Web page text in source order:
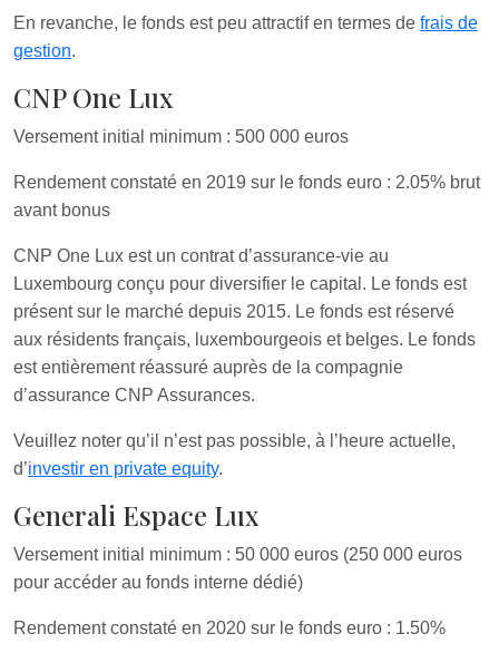
En revanche, le fonds est peu attractif en termes de frais de
gestion.
CNP One Lux
Versement initial minimum : 500 000 euros
Rendement constaté en 2019 sur le fonds euro : 2.05% brut
avant bonus
CNP One Lux est un contrat d’assurance-vie au
Luxembourg conçu pour diversifier le capital. Le fonds est
présent sur le marché depuis 2015. Le fonds est réservé
aux résidents français, luxembourgeois et belges. Le fonds
est entièrement réassuré auprès de la compagnie
d’assurance CNP Assurances.
Veuillez noter qu’il n’est pas possible, à l’heure actuelle,
d’investir en private equity.
Generali Espace Lux
Versement initial minimum : 50 000 euros (250 000 euros
pour accéder au fonds interne dédié)
Rendement constaté en 2020 sur le fonds euro : 1.50%